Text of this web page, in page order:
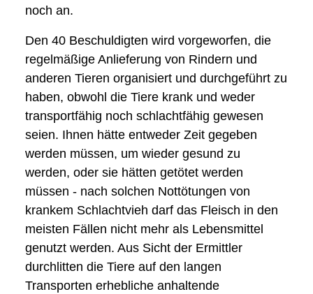
noch an.
Den 40 Beschuldigten wird vorgeworfen, die
regelmäßige Anlieferung von Rindern und
anderen Tieren organisiert und durchgeführt zu
haben, obwohl die Tiere krank und weder
transportfähig noch schlachtfähig gewesen
seien. Ihnen hätte entweder Zeit gegeben
werden müssen, um wieder gesund zu
werden, oder sie hätten getötet werden
müssen - nach solchen Nottötungen von
krankem Schlachtvieh darf das Fleisch in den
meisten Fällen nicht mehr als Lebensmittel
genutzt werden. Aus Sicht der Ermittler
durchlitten die Tiere auf den langen
Transporten erhebliche anhaltende